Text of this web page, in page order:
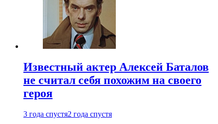
Известный актер Алексей Баталов
не считал себя похожим на своего
героя
3 года спустя2 года спустя